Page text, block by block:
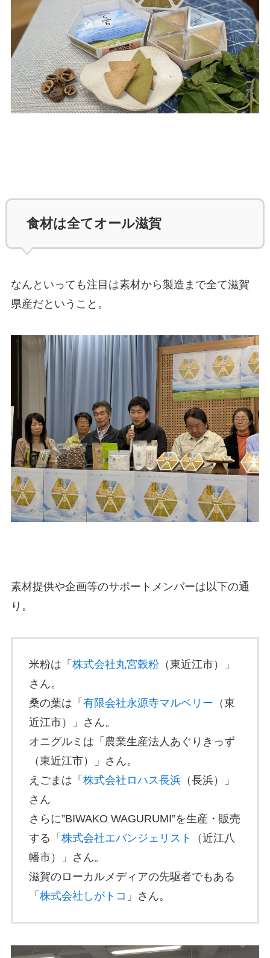
食材は全てオール滋賀
なんといっても注目は素材から製造まで全て滋賀
県産だということ。
素材提供や企画等のサポートメンバーは以下の通
り。
米粉は「 株式会社丸宮穀粉（東近江市）」
さん。
桑の葉は「 有限会社永源寺マルベリー （東
近江市）」さん。
オニグルミは「農業生産法人あぐりきっず
（東近江市）」さん。
えごまは「 株式会社ロハス長浜（長浜）」
さん
さらに”BIWAKO WAGURUMI”を生産・販売
する「 株式会社エバンジェリスト
（近江八
幡市）」さん。
滋賀のローカルメディアの先駆者でもある
「 株式会社しがトコ 」さん。